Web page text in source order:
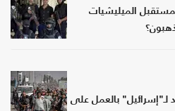
الميليشيات
بالعمل على